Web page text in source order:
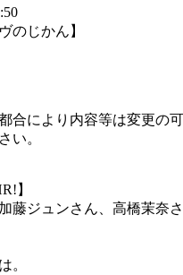
のじかん】
合により内容等は変更の
い。
】
藤ジュンさん、高橋茉奈さ
。